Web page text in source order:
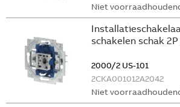
Niet
schakelen schak
2000/2 US-101
2CKA001012A2042
Niet